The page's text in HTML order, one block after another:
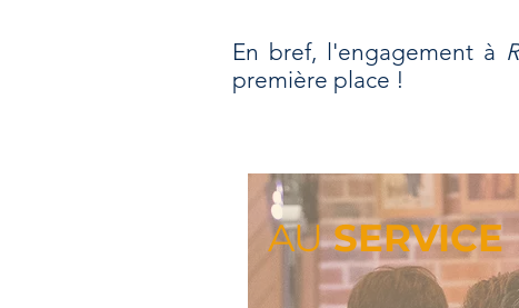
En bref, l'engagement à
première place !
AUSERVICE